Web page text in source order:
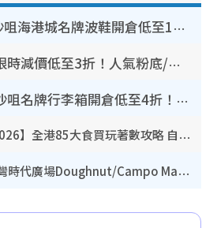
開倉優惠 | 尖沙咀海港城名牌波鞋開倉低至1折！On鞋$899起／Joy&Peace鞋履$98起
CHANEL美妝限時減價低至3折！人氣粉底/唇膏/精華液低至$275！COCO香水都有平
開倉優惠｜尖沙咀名牌行李箱開倉低至4折！一連5日 American Tourister/ace./Hallmark $200起！
【8月生日優惠2026】全港85大食買玩著數攻略 自助餐/火鍋放題同行免費＋誠品/DONKI送現金券
開倉優惠｜銅鑼灣時代廣場Doughnut/Campo Marzio開倉低至1折！背囊、書包、手袋劈價$200起